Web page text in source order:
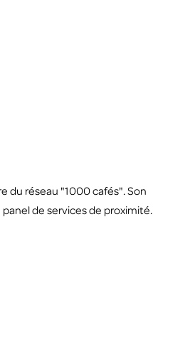
du réseau "1000 cafés". Son
de services de proximité.